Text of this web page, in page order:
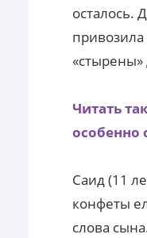
осталось.
Читать
особенно
Саид (11
конфеты
слова